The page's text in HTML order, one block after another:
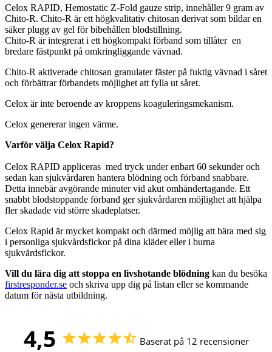
Celox RAPID, Hemostatic Z-Fold gauze strip, innehåller 9 gram av
Chito-R. Chito-R är ett högkvalitativ chitosan derivat som bildar en
säker plugg av gel för bibehållen blodstillning.
Chito-R är integrerat i ett högkompakt förband som tillåter en
bredare fästpunkt på omkringliggande vävnad.
Chito-R aktiverade chitosan granulater fäster på fuktig vävnad i såret
och förbättrar förbandets möjlighet att fylla ut såret.
Celox är inte beroende av kroppens koaguleringsmekanism.
Celox genererar ingen värme.
Varför välja Celox Rapid?
Celox RAPID appliceras med tryck under enbart 60 sekunder och
sedan kan sjukvårdaren hantera blödning och förband snabbare.
Detta innebär avgörande minuter vid akut omhändertagande. Ett
snabbt blodstoppande förband ger sjukvårdaren möjlighet att hjälpa
fler skadade vid större skadeplatser.
Celox Rapid är mycket kompakt och därmed möjlig att bära med sig
i personliga sjukvårdsfickor på dina kläder eller i burna
sjukvårdsfickor.
Vill du lära dig att stoppa en livshotande blödning kan du besöka
firstresponder.se och skriva upp dig på listan eller se kommande
datum för nästa utbildning.
4,5 Baserat på 12 recensioner